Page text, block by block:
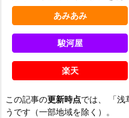
あみあみ
駿河屋
楽天
この記事の更新時点では、 「浅
うです（一部地域を除く）。